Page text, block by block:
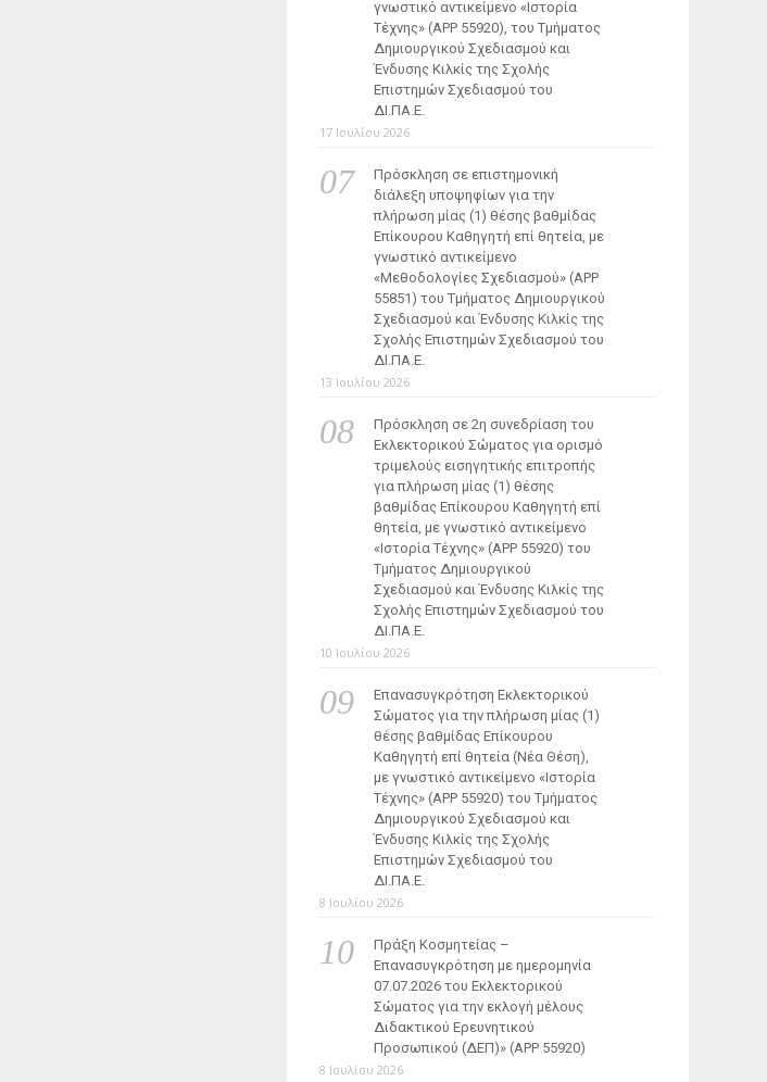
γνωστικό αντικείμενο «Ιστορία
Τέχνης» (ΑΡΡ 55920), του Τμήματος
Δημιουργικού Σχεδιασμού και
Ένδυσης Κιλκίς της Σχολής
Επιστημών Σχεδιασμού του
ΔΙ.ΠΑ.Ε.
17 Ιουλίου 2026
Πρόσκληση σε επιστημονική
διάλεξη υποψηφίων για την
πλήρωση μίας (1) θέσης βαθμίδας
Επίκουρου Καθηγητή επί θητεία, με
γνωστικό αντικείμενο
«Μεθοδολογίες Σχεδιασμού» (ΑΡΡ
55851) του Τμήματος Δημιουργικού
Σχεδιασμού και Ένδυσης Κιλκίς της
Σχολής Επιστημών Σχεδιασμού του
ΔΙ.ΠΑ.Ε.
13 Ιουλίου 2026
Πρόσκληση σε 2η συνεδρίαση του
Εκλεκτορικού Σώματος για ορισμό
τριμελούς εισηγητικής επιτροπής
για πλήρωση μίας (1) θέσης
βαθμίδας Επίκουρου Καθηγητή επί
θητεία, με γνωστικό αντικείμενο
«Ιστορία Τέχνης» (ΑΡΡ 55920) του
Τμήματος Δημιουργικού
Σχεδιασμού και Ένδυσης Κιλκίς της
Σχολής Επιστημών Σχεδιασμού του
ΔΙ.ΠΑ.Ε.
10 Ιουλίου 2026
Επανασυγκρότηση Εκλεκτορικού
Σώματος για την πλήρωση μίας (1)
θέσης βαθμίδας Επίκουρου
Καθηγητή επί θητεία (Νέα Θέση),
με γνωστικό αντικείμενο «Ιστορία
Τέχνης» (ΑΡΡ 55920) του Τμήματος
Δημιουργικού Σχεδιασμού και
Ένδυσης Κιλκίς της Σχολής
Επιστημών Σχεδιασμού του
ΔΙ.ΠΑ.Ε.
8 Ιουλίου 2026
Πράξη Κοσμητείας –
Επανασυγκρότηση με ημερομηνία
07.07.2026 του Εκλεκτορικού
Σώματος για την εκλογή μέλους
Διδακτικού Ερευνητικού
Προσωπικού (ΔΕΠ)» (APP 55920)
8 Ιουλίου 2026